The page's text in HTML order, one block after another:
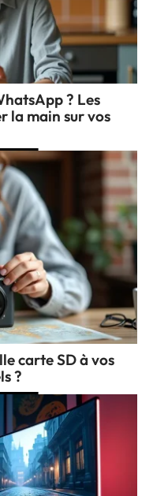
? Les
la main sur vos
carte SD à vos
?